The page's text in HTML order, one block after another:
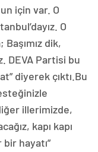
için var. O
O
dik,
DEVA Partisi bu
diyerek çıktı.Bu
illerimizde,
kapı kapı
hayatı”